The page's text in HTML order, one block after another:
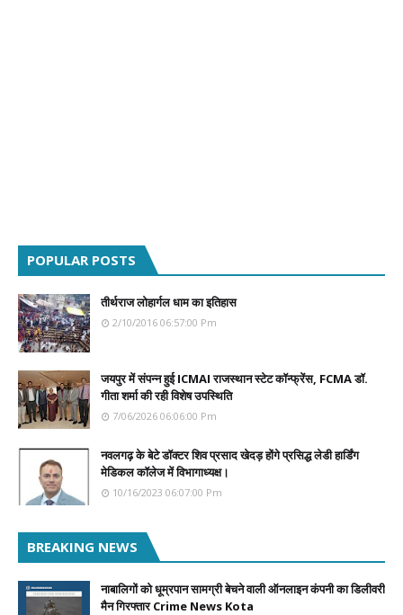
POPULAR POSTS
तीर्थराज लोहार्गल धाम का इतिहास
2/10/2016 06:57:00 Pm
जयपुर में संपन्न हुई ICMAI राजस्थान स्टेट कॉन्फ्रेंस, FCMA डॉ.
गीता शर्मा की रही विशेष उपस्थिति
7/06/2026 06:06:00 Pm
नवलगढ़ के बेटे डॉक्टर शिव प्रसाद खेदड़ होंगे प्रसिद्ध लेडी हार्डिंग
मेडिकल कॉलेज में विभागाध्यक्ष।
10/16/2023 06:07:00 Pm
BREAKING NEWS
नाबालिगों को धूम्रपान सामग्री बेचने वाली ऑनलाइन कंपनी का डिलीवरी
मैन गिरफ्तार Crime News Kota